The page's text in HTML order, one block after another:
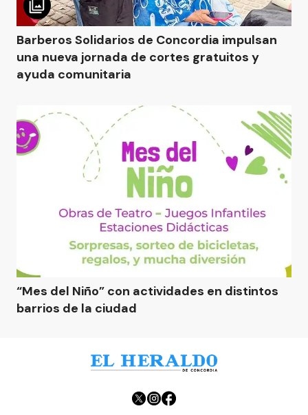
Barberos Solidarios de Concordia impulsan
una nueva jornada de cortes gratuitos y
ayuda comunitaria
“Mes del Niño” con actividades en distintos
barrios de la ciudad